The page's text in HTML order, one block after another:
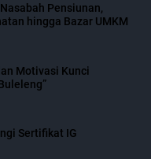
Pensiunan,
hingga Bazar UMKM
Motivasi Kunci
Sertifikat IG